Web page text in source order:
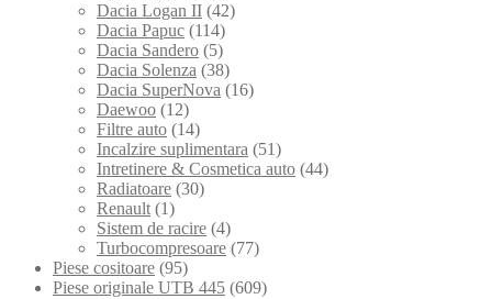
Dacia Logan II (42)
Dacia Papuc (114)
Dacia Sandero (5)
Dacia Solenza (38)
Dacia SuperNova (16)
Daewoo (12)
Filtre auto (14)
Incalzire suplimentara (51)
Intretinere & Cosmetica auto (44)
Radiatoare (30)
Renault (1)
Sistem de racire (4)
Turbocompresoare (77)
Piese cositoare (95)
Piese originale UTB 445 (609)